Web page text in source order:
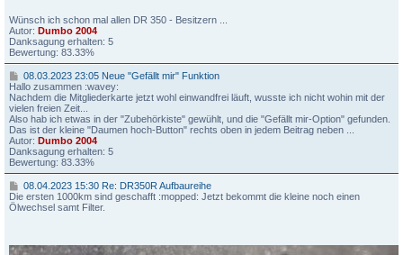
o
m
d
i
c
e
n
M
o
d
–
k
u
r
z
u
n
d
a
u
D
R
5
0
D
K
4
1
2
4
1
3
:
0
9
A
K
T
U
E
L
E
N
F
U
Wünsch ich schon mal allen DR 350 - Besitzern ...
Autor: Dumbo 2004
Danksagung erhalten: 5
Bewertung: 83.33%
0
8
.
0
3
.
2
0
2
3
2
3
:
N
08.03.2023 23:05 Neue "Gefällt mir" Funktion
Hallo zusammen :wavey:
Nachdem die Mitgliederkarte jetzt wohl einwandfrei läuft, wusste ich nicht wohin mit der
vielen freien Zeit...
Also hab ich etwas in der "Zubehörkiste" gewühlt, und die "Gefällt mir-Option" gefunden.
Das ist der kleine "Daumen hoch-Button" rechts oben in jedem Beitrag neben ...
Autor: Dumbo 2004
Danksagung erhalten: 5
Bewertung: 83.33%
0
8
.
2
08.04.2023 15:30 Re: DR350R Aufbaureihe
Die ersten 1000km sind geschafft :mopped: Jetzt bekommt die kleine noch einen
Ölwechsel samt Filter.